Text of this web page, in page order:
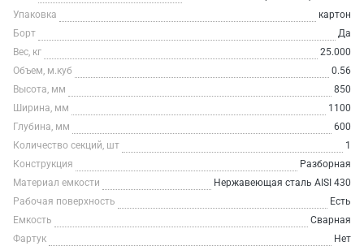
Упаковка
картон
Борт
Да
Вес, кг
25.000
Объем, м.куб
0.56
Высота, мм
850
Ширина, мм
1100
Глубина, мм
600
Количество секций, шт
1
Конструкция
Разборная
Материал емкости
Нержавеющая сталь AISI 430
Рабочая поверхность
Есть
Емкость
Сварная
Фартук
Нет